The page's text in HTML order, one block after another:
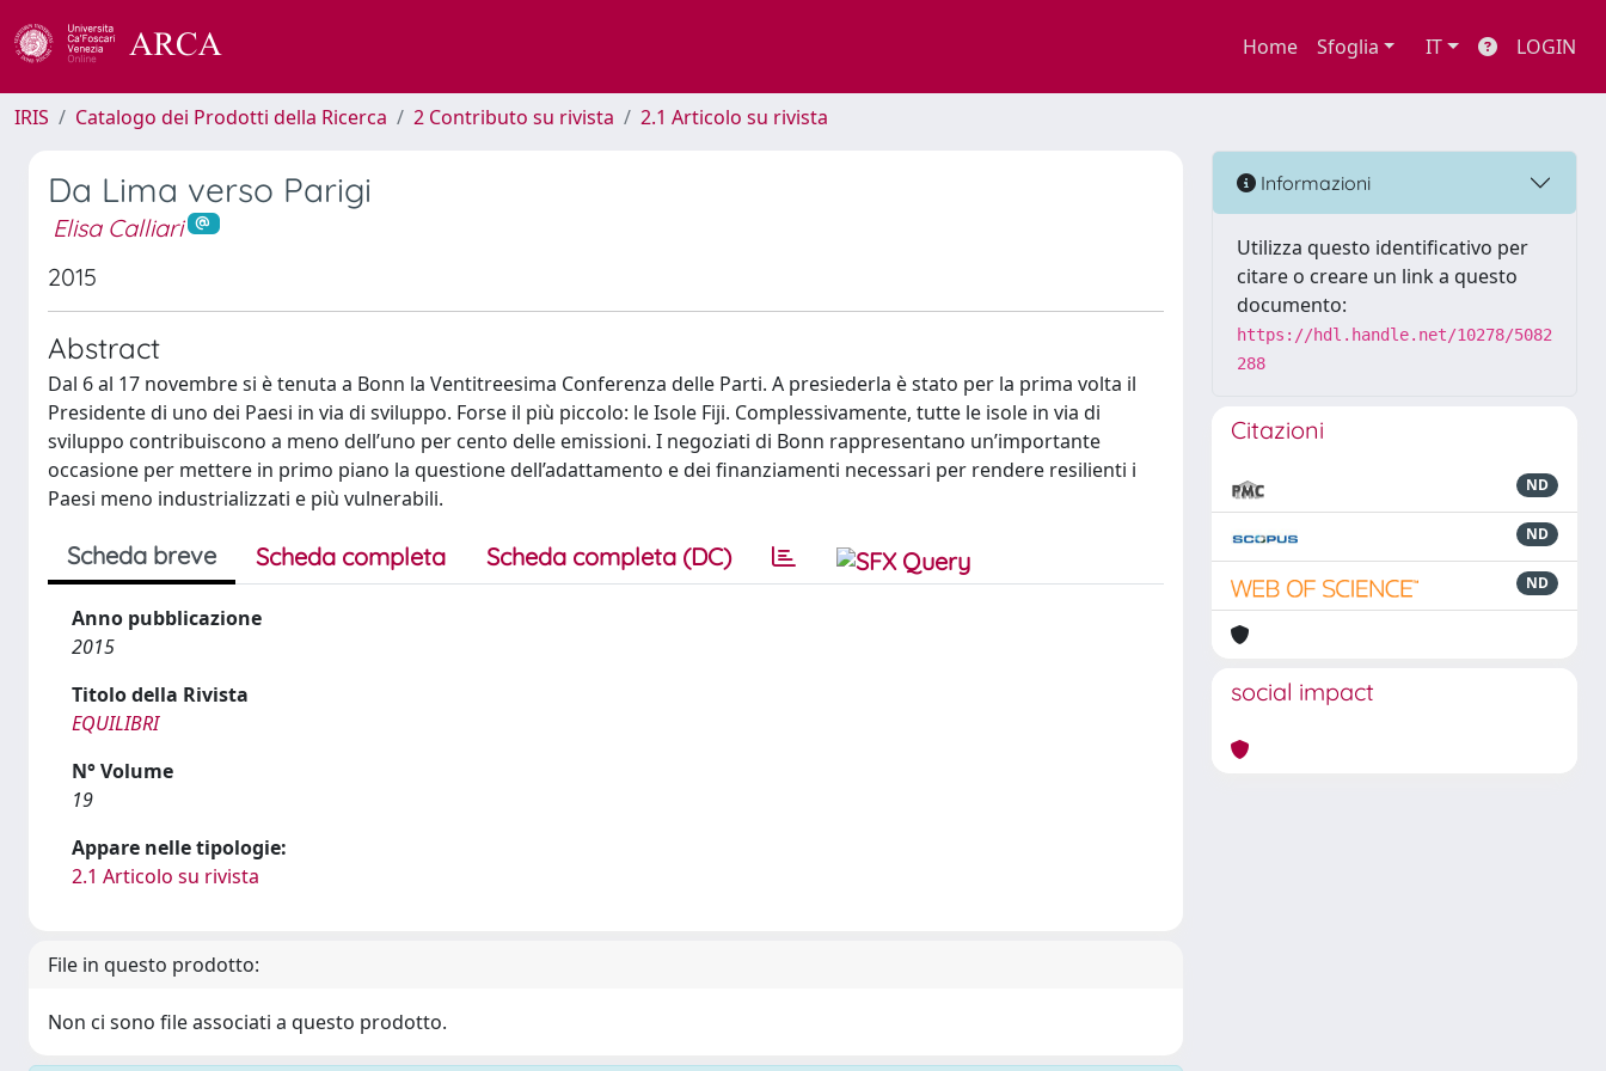
Home Sfoglia IT LOGIN
IRIS Catalogo dei Prodotti della Ricerca 2 Contributo su rivista 2.1 Articolo su rivista
Da Lima verso Parigi
Elisa Calliari
2015
Abstract
Dal 6 al 17 novembre si è tenuta a Bonn la Ventitreesima Conferenza delle Parti. A presiederla è stato per la prima volta il
Presidente di uno dei Paesi in via di sviluppo. Forse il più piccolo: le Isole Fiji. Complessivamente, tutte le isole in via di
sviluppo contribuiscono a meno dell’uno per cento delle emissioni. I negoziati di Bonn rappresentano un’importante
occasione per mettere in primo piano la questione dell’adattamento e dei finanziamenti necessari per rendere resilienti i
Paesi meno industrializzati e più vulnerabili.
Scheda breve Scheda completa Scheda completa (DC)
Anno pubblicazione
2015
Titolo della Rivista
EQUILIBRI
N° Volume
19
Appare nelle tipologie:
2.1 Articolo su rivista
File in questo prodotto:
Non ci sono file associati a questo prodotto.
Informazioni
Utilizza questo identificativo per
citare o creare un link a questo
documento:
https://hdl.handle.net/10278/5082
288
Citazioni
ND
ND
ND
social impact